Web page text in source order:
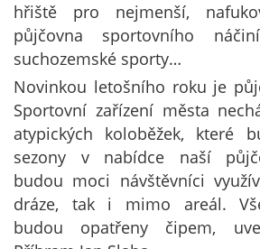
hřiště pro nejmenší,
půjčovna sportovního
suchozemské sporty…
Novinkou letošního roku je
Sportovní zařízení města
atypických koloběžek, které
sezony v nabídce naší
budou moci návštěvníci
dráze, tak i mimo areál.
budou opatřeny čipem,